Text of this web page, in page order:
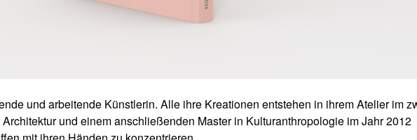
und arbeitende Künstlerin. Alle ihre Kreationen entstehen in ihrem Atelier im
und einem anschließenden Master in Kulturanthropologie im Jahr 2012